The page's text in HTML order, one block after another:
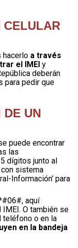
CELULAR
hacerlo a través
el IMEI y
deberán
para pedir que
DE UN
puede encontrar
las
dígitos junto al
con sistema
Información’ para
aquí
IMEI. O también se
teléfono o en la
en la bandeja